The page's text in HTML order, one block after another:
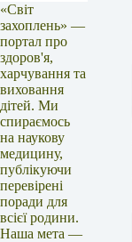
«Світ
захоплень» —
портал про
здоров'я,
харчування та
виховання
дітей. Ми
спираємось
на наукову
медицину,
публікуючи
перевірені
поради для
всієї родини.
Наша мета —